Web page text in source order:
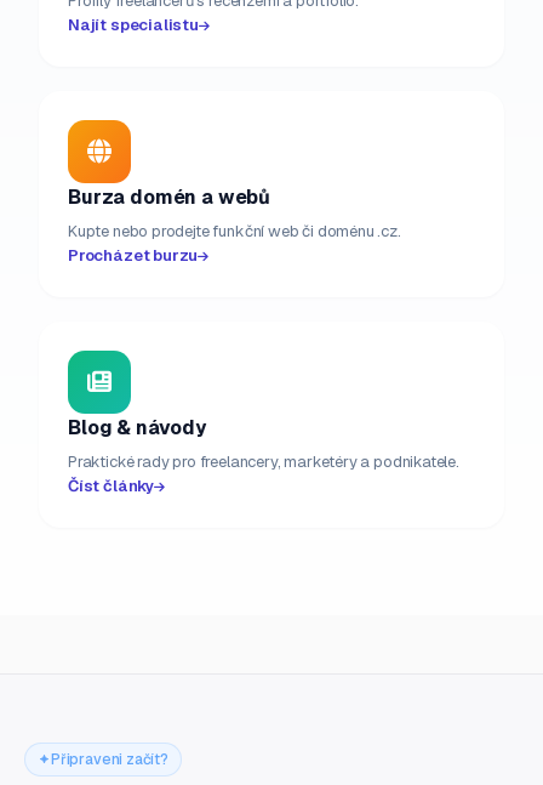
Najít specialistu
Burza domén a webů
Kupte nebo prodejte funkční web či doménu .cz.
Procházet burzu
Blog & návody
Praktické rady pro freelancery, marketéry a podnikatele.
Číst články
Připraveni začít?